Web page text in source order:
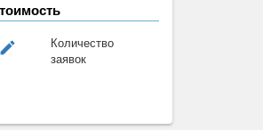
mode_edit
Количество
заявок